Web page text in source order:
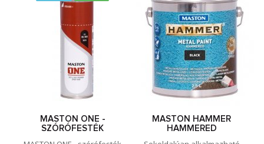
MASTON ONE -
SZÓRÓFESTÉK
MASTON HAMMER
HAMMERED